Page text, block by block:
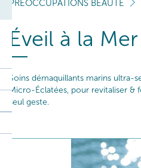
PRÉOCCUPATIONS BEAUTÉ
Éveil à la Mer
Soins démaquillants marins ultra-
Micro-Éclatées, pour revitaliser &
seul geste.